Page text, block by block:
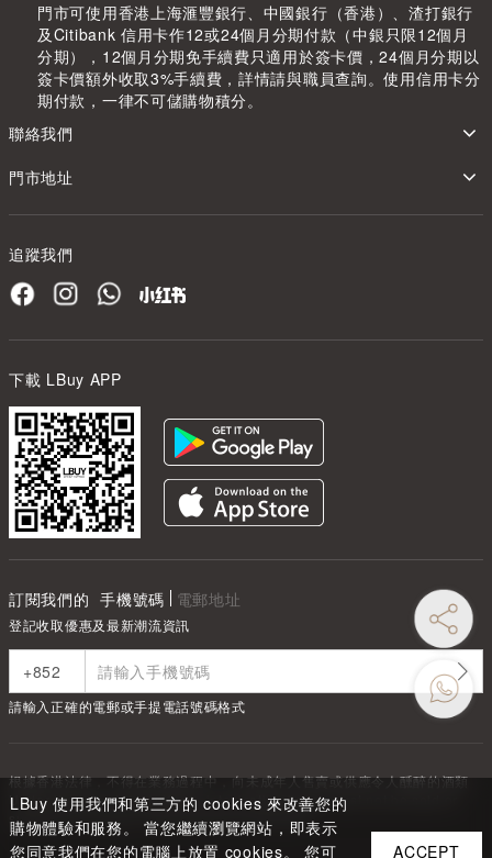
LBuy 使用我們和第三方的 cookies 來改善您的
購物體驗和服務。 當您繼續瀏覽網站，即表示
您同意我們在您的電腦上放置 cookies。 您可
ACCEPT
門市可使用香港上海滙豐銀行、中國銀行（香港）、渣打銀行
及Citibank 信用卡作12或24個月分期付款（中銀只限12個月
分期），12個月分期免手續費只適用於簽卡價，24個月分期以
簽卡價額外收取3%手續費，詳情請與職員查詢。使用信用卡分
期付款，一律不可儲購物積分。
聯絡我們
門市地址
追蹤我們
下載 LBuy APP
訂閱我們的 手機號碼 電郵地址
登記收取優惠及最新潮流資訊
請輸入正確的電郵或手提電話號碼格式
根據香港法律，不得在業務過程中，向未成年人售賣或供應令人醺醉的酒類
Under the law of Hong Kong, intoxicating liquor must not be sold or
supplied to a minor in the course of business.